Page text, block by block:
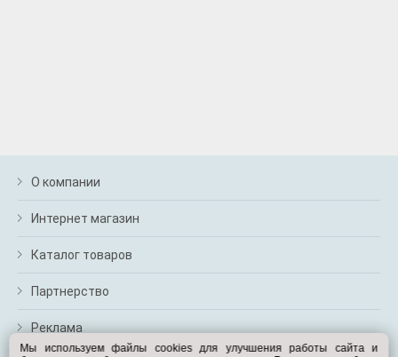
О компании
Интернет магазин
Каталог товаров
Партнерство
Реклама
Мы используем файлы cookies для улучшения работы сайта и